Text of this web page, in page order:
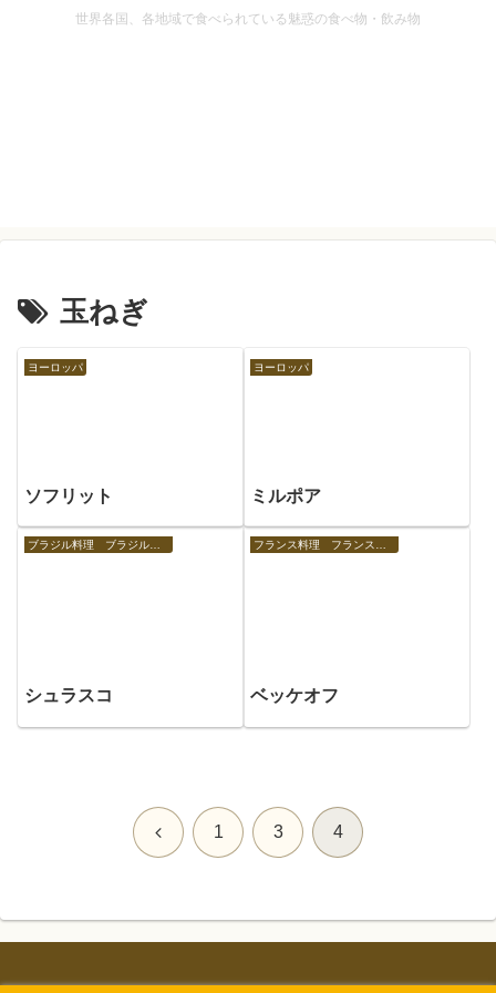
世界各国、各地域で食べられている魅惑の食べ物・飲み物
玉ねぎ
ヨーロッパ
ソフリット
ヨーロッパ
ミルポア
ブラジル料理 ブラジルの食べ物
シュラスコ
フランス料理 フランスの食べ物
ベッケオフ
前 1 3 4